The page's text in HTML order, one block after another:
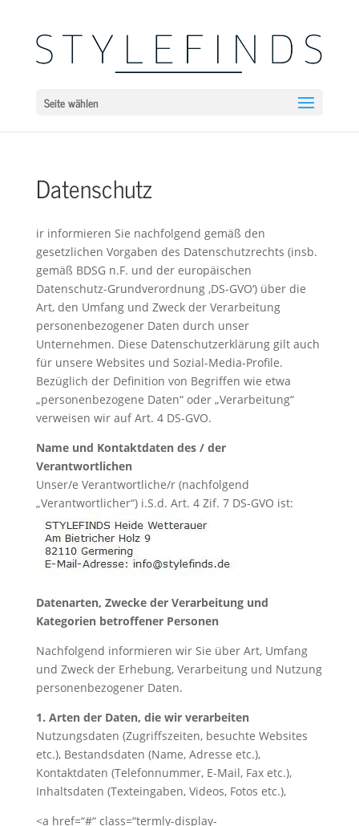
Seite wählen
Datenschutz
ir informieren Sie nachfolgend gemäß den
gesetzlichen Vorgaben des Datenschutzrechts (insb.
gemäß BDSG n.F. und der europäischen
Datenschutz-Grundverordnung ‚DS-GVO‘) über die
Art, den Umfang und Zweck der Verarbeitung
personenbezogener Daten durch unser
Unternehmen. Diese Datenschutzerklärung gilt auch
für unsere Websites und Sozial-Media-Profile.
Bezüglich der Definition von Begriffen wie etwa
„personenbezogene Daten“ oder „Verarbeitung“
verweisen wir auf Art. 4 DS-GVO.
Name und Kontaktdaten des / der
Verantwortlichen
Unser/e Verantwortliche/r (nachfolgend
„Verantwortlicher“) i.S.d. Art. 4 Zif. 7 DS-GVO ist:
Datenarten, Zwecke der Verarbeitung und
Kategorien betroffener Personen
Nachfolgend informieren wir Sie über Art, Umfang
und Zweck der Erhebung, Verarbeitung und Nutzung
personenbezogener Daten.
1. Arten der Daten, die wir verarbeiten
Nutzungsdaten (Zugriffszeiten, besuchte Websites
etc.), Bestandsdaten (Name, Adresse etc.),
Kontaktdaten (Telefonnummer, E-Mail, Fax etc.),
Inhaltsdaten (Texteingaben, Videos, Fotos etc.),
<a href=“#“ class=“termly-display-